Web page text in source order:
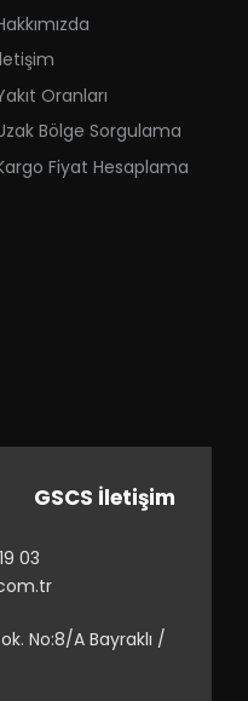
Oranları
Bölge Sorgulama
Fiyat Hesaplama
GSCS İletişim
03
No:8/A Bayraklı /